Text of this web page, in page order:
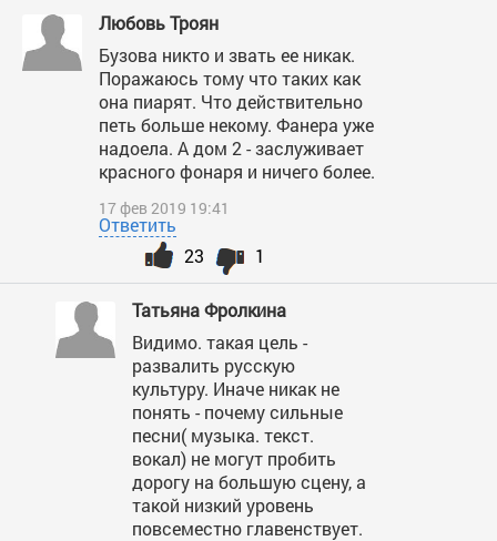
Любовь Троян
Бузова никто и звать ее никак.
Поражаюсь тому что таких как
она пиарят. Что действительно
петь больше некому. Фанера уже
надоела. А дом 2 - заслуживает
красного фонаря и ничего более.
17 фев 2019 19:41
Ответить
1
23
Татьяна Фролкина
Видимо. такая цель -
развалить русскую
культуру. Иначе никак не
понять - почему сильные
песни( музыка. текст.
вокал) не могут пробить
дорогу на большую сцену, а
такой низкий уровень
повсеместно главенствует.